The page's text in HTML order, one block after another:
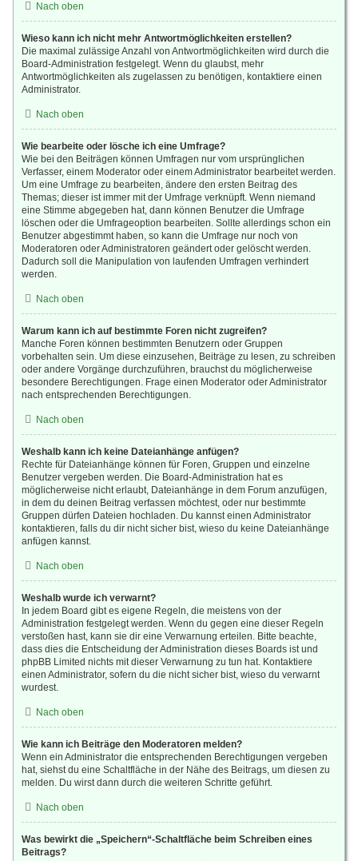
Nach oben
Wieso kann ich nicht mehr Antwortmöglichkeiten erstellen?
Die maximal zulässige Anzahl von Antwortmöglichkeiten wird durch die
Board-Administration festgelegt. Wenn du glaubst, mehr
Antwortmöglichkeiten als zugelassen zu benötigen, kontaktiere einen
Administrator.
Nach oben
Wie bearbeite oder lösche ich eine Umfrage?
Wie bei den Beiträgen können Umfragen nur vom ursprünglichen
Verfasser, einem Moderator oder einem Administrator bearbeitet werden.
Um eine Umfrage zu bearbeiten, ändere den ersten Beitrag des
Themas; dieser ist immer mit der Umfrage verknüpft. Wenn niemand
eine Stimme abgegeben hat, dann können Benutzer die Umfrage
löschen oder die Umfrageoption bearbeiten. Sollte allerdings schon ein
Benutzer abgestimmt haben, so kann die Umfrage nur noch von
Moderatoren oder Administratoren geändert oder gelöscht werden.
Dadurch soll die Manipulation von laufenden Umfragen verhindert
werden.
Nach oben
Warum kann ich auf bestimmte Foren nicht zugreifen?
Manche Foren können bestimmten Benutzern oder Gruppen
vorbehalten sein. Um diese einzusehen, Beiträge zu lesen, zu schreiben
oder andere Vorgänge durchzuführen, brauchst du möglicherweise
besondere Berechtigungen. Frage einen Moderator oder Administrator
nach entsprechenden Berechtigungen.
Nach oben
Weshalb kann ich keine Dateianhänge anfügen?
Rechte für Dateianhänge können für Foren, Gruppen und einzelne
Benutzer vergeben werden. Die Board-Administration hat es
möglicherweise nicht erlaubt, Dateianhänge in dem Forum anzufügen,
in dem du deinen Beitrag verfassen möchtest, oder nur bestimmte
Gruppen dürfen Dateien hochladen. Du kannst einen Administrator
kontaktieren, falls du dir nicht sicher bist, wieso du keine Dateianhänge
anfügen kannst.
Nach oben
Weshalb wurde ich verwarnt?
In jedem Board gibt es eigene Regeln, die meistens von der
Administration festgelegt werden. Wenn du gegen eine dieser Regeln
verstoßen hast, kann sie dir eine Verwarnung erteilen. Bitte beachte,
dass dies die Entscheidung der Administration dieses Boards ist und
phpBB Limited nichts mit dieser Verwarnung zu tun hat. Kontaktiere
einen Administrator, sofern du die nicht sicher bist, wieso du verwarnt
wurdest.
Nach oben
Wie kann ich Beiträge den Moderatoren melden?
Wenn ein Administrator die entsprechenden Berechtigungen vergeben
hat, siehst du eine Schaltfläche in der Nähe des Beitrags, um diesen zu
melden. Du wirst dann durch die weiteren Schritte geführt.
Nach oben
Was bewirkt die „Speichern“-Schaltfläche beim Schreiben eines
Beitrags?